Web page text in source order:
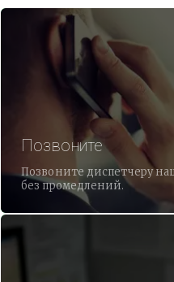
Позвоните
Позвоните диспетчеру
без промедлений.